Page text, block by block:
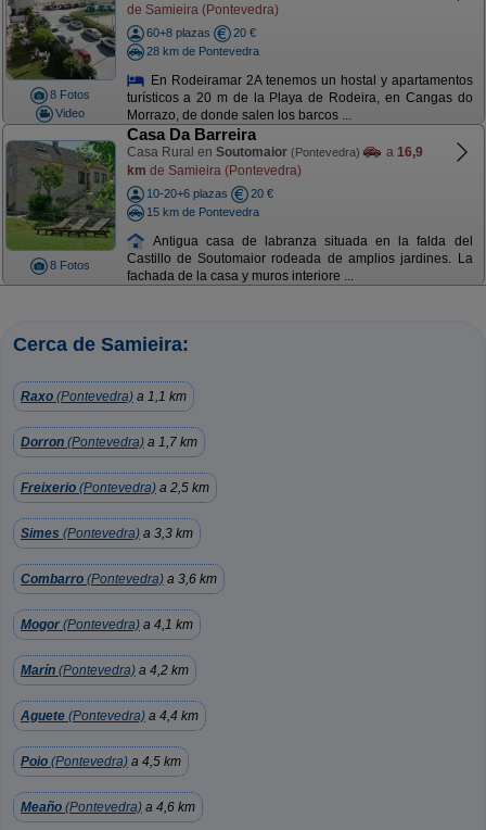
8 Fotos
Video
de Samieira (Pontevedra)
60+8 plazas
20 €
28 km de Pontevedra
En Rodeiramar 2A tenemos un hostal y apartamentos
turísticos a 20 m de la Playa de Rodeira, en Cangas do
Morrazo, de donde salen los barcos ...
8 Fotos
Casa Da Barreira
Casa Rural en Soutomaior (Pontevedra) a 16,9
km de Samieira (Pontevedra)
10-20+6 plazas
20 €
15 km de Pontevedra
Antigua casa de labranza situada en la falda del
Castillo de Soutomaior rodeada de amplios jardines. La
fachada de la casa y muros interiore ...
Cerca de Samieira:
Raxo (Pontevedra) a 1,1 km
Dorron (Pontevedra) a 1,7 km
Freixerio (Pontevedra) a 2,5 km
Simes (Pontevedra) a 3,3 km
Combarro (Pontevedra) a 3,6 km
Mogor (Pontevedra) a 4,1 km
Marín (Pontevedra) a 4,2 km
Aguete (Pontevedra) a 4,4 km
Poio (Pontevedra) a 4,5 km
Meaño (Pontevedra) a 4,6 km